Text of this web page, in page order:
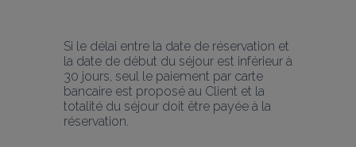
Si le délai entre la date de réservation et
la date de début du séjour est inférieur à
30 jours, seul le paiement par carte
bancaire est proposé au Client et la
totalité du séjour doit être payée à la
réservation.